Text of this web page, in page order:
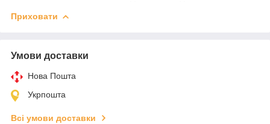
Приховати
Умови доставки
Нова Пошта
Укрпошта
Всі умови доставки